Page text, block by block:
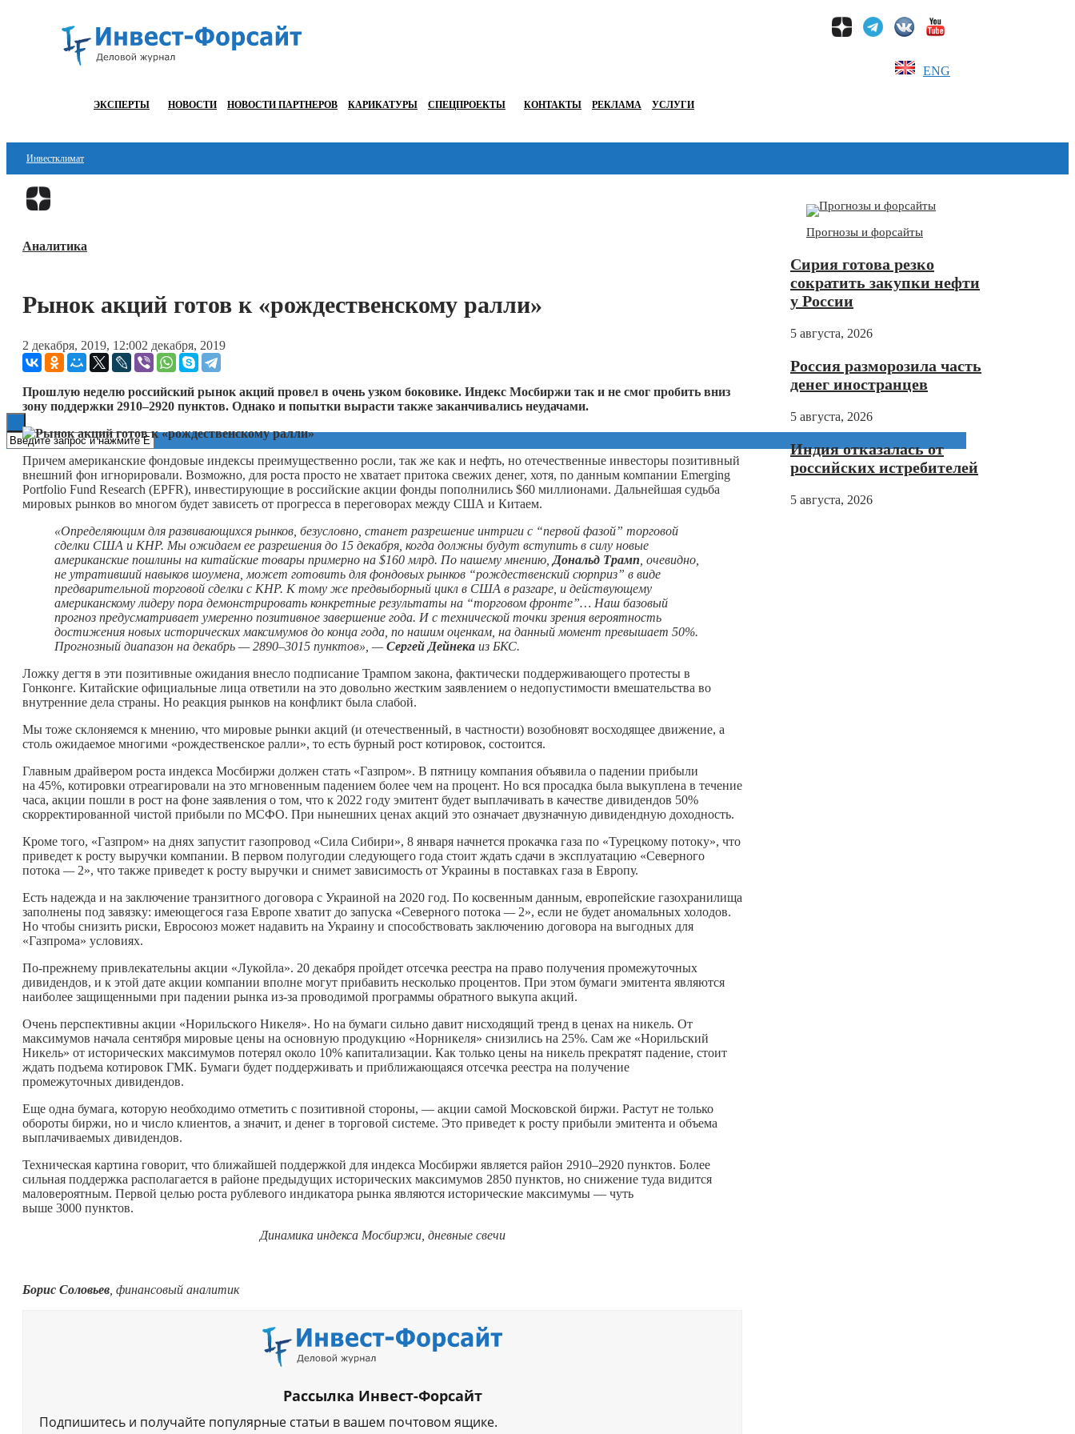
ENG
ЭКСПЕРТЫ НОВОСТИ НОВОСТИ ПАРТНЕРОВ КАРИКАТУРЫ СПЕЦПРОЕКТЫ КОНТАКТЫ РЕКЛАМА УСЛУГИ
Инвестклимат
Финансы
Блокчейн
ESG
Аналитика
Рынок акций готов к «рождественскому ралли»
2 декабря, 2019, 12:002 декабря, 2019
Прошлую неделю российский рынок акций провел в очень узком боковике. Индекс Мосбиржи так и не смог пробить вниз
зону поддержки 2910–2920 пунктов. Однако и попытки вырасти также заканчивались неудачами.
Причем американские фондовые индексы преимущественно росли, так же как и нефть, но отечественные инвесторы позитивный
внешний фон игнорировали. Возможно, для роста просто не хватает притока свежих денег, хотя, по данным компании Emerging
Portfolio Fund Research (EPFR), инвестирующие в российские акции фонды пополнились $60 миллионами. Дальнейшая судьба
мировых рынков во многом будет зависеть от прогресса в переговорах между США и Китаем.
«Определяющим для развивающихся рынков, безусловно, станет разрешение интриги с “первой фазой” торговой
сделки США и КНР. Мы ожидаем ее разрешения до 15 декабря, когда должны будут вступить в силу новые
американские пошлины на китайские товары примерно на $160 млрд. По нашему мнению, Дональд Трамп , очевидно,
не утративший навыков шоумена, может готовить для фондовых рынков “рождественский сюрприз” в виде
предварительной торговой сделки с КНР. К тому же предвыборный цикл в США в разгаре, и действующему
американскому лидеру пора демонстрировать конкретные результаты на “торговом фронте”… Наш базовый
прогноз предусматривает умеренно позитивное завершение года. И с технической точки зрения вероятность
достижения новых исторических максимумов до конца года, по нашим оценкам, на данный момент превышает 50%.
Прогнозный диапазон на декабрь — 2890–3015 пунктов», —Сергей Дейнека из БКС.
Ложку дегтя в эти позитивные ожидания внесло подписание Трампом закона, фактически поддерживающего протесты в
Гонконге. Китайские официальные лица ответили на это довольно жестким заявлением о недопустимости вмешательства во
внутренние дела страны. Но реакция рынков на конфликт была слабой.
Мы тоже склоняемся к мнению, что мировые рынки акций (и отечественный, в частности) возобновят восходящее движение, а
столь ожидаемое многими «рождественское ралли», то есть бурный рост котировок, состоится.
Главным драйвером роста индекса Мосбиржи должен стать «Газпром». В пятницу компания объявила о падении прибыли
на 45%, котировки отреагировали на это мгновенным падением более чем на процент. Но вся просадка была выкуплена в течение
часа, акции пошли в рост на фоне заявления о том, что к 2022 году эмитент будет выплачивать в качестве дивидендов 50%
скорректированной чистой прибыли по МСФО. При нынешних ценах акций это означает двузначную дивидендную доходность.
Кроме того, «Газпром» на днях запустит газопровод «Сила Сибири», 8 января начнется прокачка газа по «Турецкому потоку», что
приведет к росту выручки компании. В первом полугодии следующего года стоит ждать сдачи в эксплуатацию «Северного
потока —2», что также приведет к росту выручки и снимет зависимость от Украины в поставках газа в Европу.
Есть надежда и на заключение транзитного договора с Украиной на 2020 год. По косвенным данным, европейские газохранилища
заполнены под завязку: имеющегося газа Европе хватит до запуска «Северного потока —2», если не будет аномальных холодов.
Но чтобы снизить риски, Евросоюз может надавить на Украину и способствовать заключению договора на выгодных для
«Газпрома» условиях.
По-прежнему привлекательны акции «Лукойла». 20 декабря пройдет отсечка реестра на право получения промежуточных
дивидендов, и к этой дате акции компании вполне могут прибавить несколько процентов. При этом бумаги эмитента являются
наиболее защищенными при падении рынка из-за проводимой программы обратного выкупа акций.
Очень перспективны акции «Норильского Никеля». Но на бумаги сильно давит нисходящий тренд в ценах на никель. От
максимумов начала сентября мировые цены на основную продукцию «Норникеля» снизились на 25%. Сам же «Норильский
Никель» от исторических максимумов потерял около 10% капитализации. Как только цены на никель прекратят падение, стоит
ждать подъема котировок ГМК. Бумаги будет поддерживать и приближающаяся отсечка реестра на получение
промежуточных дивидендов.
Еще одна бумага, которую необходимо отметить с позитивной стороны, — акции самой Московской биржи. Растут не только
обороты биржи, но и число клиентов, а значит, и денег в торговой системе. Это приведет к росту прибыли эмитента и объема
выплачиваемых дивидендов.
Техническая картина говорит, что ближайшей поддержкой для индекса Мосбиржи является район 2910–2920 пунктов. Более
сильная поддержка располагается в районе предыдущих исторических максимумов 2850 пунктов, но снижение туда видится
маловероятным. Первой целью роста рублевого индикатора рынка являются исторические максимумы — чуть
выше 3000 пунктов.
Динамика индекса Мосбиржи, дневные свечи
Борис Соловьев , финансовый аналитик
Рассылка Инвест-Форсайт
Подпишитесь и получайте популярные статьи в вашем почтовом ящике.
Прогнозы и форсайты
Сирия готова резко
сократить закупки нефти
у России
5 августа, 2026
Россия разморозила часть
денег иностранцев
5 августа, 2026
Индия отказалась от
российских истребителей
5 августа, 2026